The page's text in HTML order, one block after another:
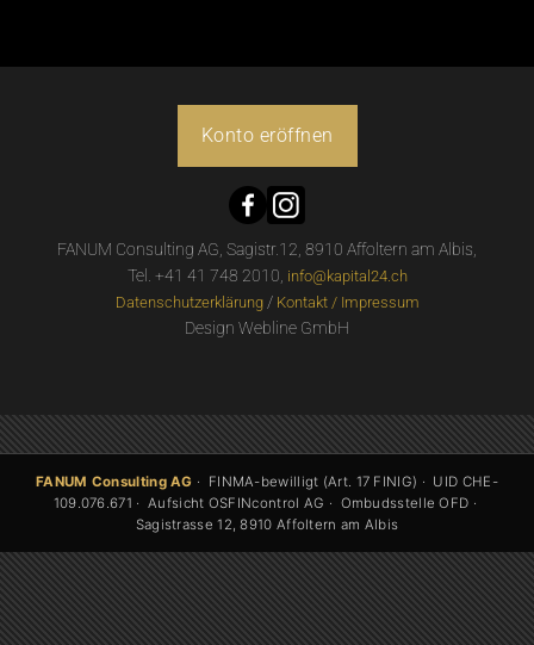
Konto eröffnen
FANUM Consulting AG, Sagistr.12, 8910 Affoltern am Albis,
Tel. +41 41 748 2010, info@kapital24.ch
Datenschutzerklärung/ Kontakt / Impressum
Design Webline GmbH
FANUM Consulting AG · FINMA-bewilligt (Art. 17 FINIG) · UID CHE-
109.076.671 · Aufsicht OSFINcontrol AG · Ombudsstelle OFD ·
Sagistrasse 12, 8910 Affoltern am Albis